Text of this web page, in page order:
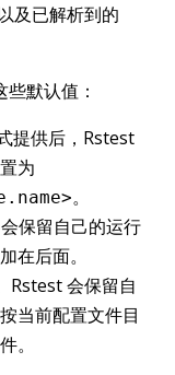
及已解析到的
默认值：
提供后，Rstest
为
。
保留自己的运行
在后面。
Rstest 会保留自
当前配置文件目
。